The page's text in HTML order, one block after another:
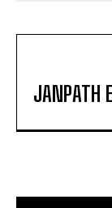
JANPATH